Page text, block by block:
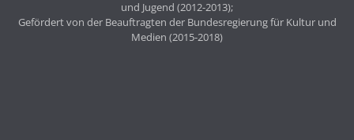
und Jugend (2012-2013);
Gefördert von der Beauftragten der Bundesregierung für Kultur und
Medien (2015-2018)